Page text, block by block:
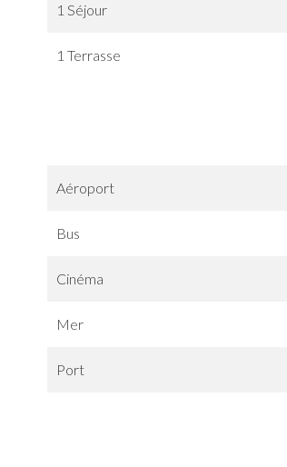
1 Séjour
1 Terrasse
Aéroport
Bus
Cinéma
Mer
Port